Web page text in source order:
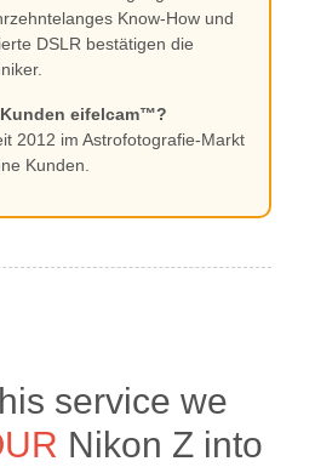
Know-How und
DSLR bestätigen die
eifelcam™?
2012 im Astrofotografie-Markt
Kunden.
service we
Nikon Z into